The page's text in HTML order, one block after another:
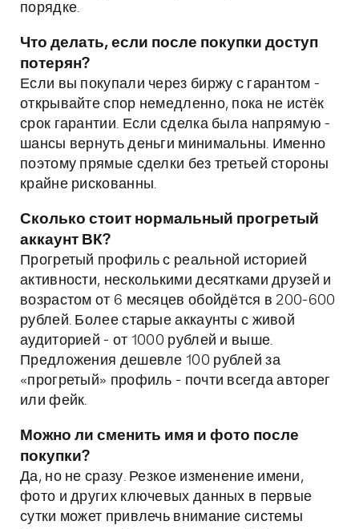
порядке.
Что делать, если после покупки доступ
потерян?
Если вы покупали через биржу с гарантом -
открывайте спор немедленно, пока не истёк
срок гарантии. Если сделка была напрямую -
шансы вернуть деньги минимальны. Именно
поэтому прямые сделки без третьей стороны
крайне рискованны.
Сколько стоит нормальный прогретый
аккаунт ВК?
Прогретый профиль с реальной историей
активности, несколькими десятками друзей и
возрастом от 6 месяцев обойдётся в 200-600
рублей. Более старые аккаунты с живой
аудиторией - от 1000 рублей и выше.
Предложения дешевле 100 рублей за
«прогретый» профиль - почти всегда авторег
или фейк.
Можно ли сменить имя и фото после
покупки?
Да, но не сразу. Резкое изменение имени,
фото и других ключевых данных в первые
сутки может привлечь внимание системы